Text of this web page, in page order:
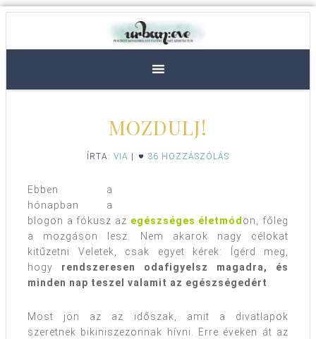
MOZDULJ!
ÍRTA: VIA 36 HOZZÁSZÓLÁS
Ebben a
hónapban a
blogon a fókusz az egészséges életmód on, főleg
a mozgáson lesz. Nem akarok nagy célokat
kitűzetni Veletek, csak egyet kérek: Ígérd meg,
hogy rendszeresen odafigyelsz magadra, és
minden nap teszel valamit az egészségedért.
Most jön az az időszak, amit a divatlapok
szeretnek bikiniszezonnak hívni. Erre éveken át az